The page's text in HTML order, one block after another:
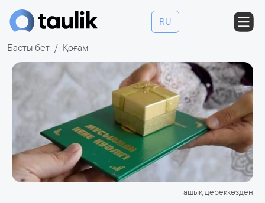
RU
Басты бет Қоғам
ашық дереккөзден